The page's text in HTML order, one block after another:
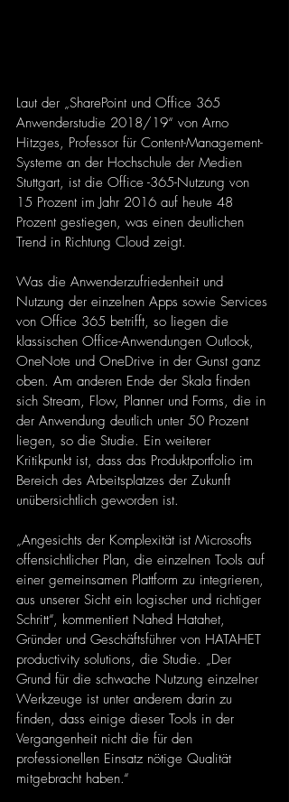
Laut der „SharePoint und Office 365
Anwenderstudie 2018/19“ von Arno
Hitzges, Professor für Content-Management-
Systeme an der Hochschule der Medien
Stuttgart, ist die Office -365-Nutzung von
15 Prozent im Jahr 2016 auf heute 48
Prozent gestiegen, was einen deutlichen
Trend in Richtung Cloud zeigt.
Was die Anwenderzufriedenheit und
Nutzung der einzelnen Apps sowie Services
von Office 365 betrifft, so liegen die
klassischen Office-Anwendungen Outlook,
OneNote und OneDrive in der Gunst ganz
oben. Am anderen Ende der Skala finden
sich Stream, Flow, Planner und Forms, die in
der Anwendung deutlich unter 50 Prozent
liegen, so die Studie. Ein weiterer
Kritikpunkt ist, dass das Produktportfolio im
Bereich des Arbeitsplatzes der Zukunft
unübersichtlich geworden ist.
„Angesichts der Komplexität ist Microsofts
offensichtlicher Plan, die einzelnen Tools auf
einer gemeinsamen Plattform zu integrieren,
aus unserer Sicht ein logischer und richtiger
Schritt“, kommentiert Nahed Hatahet,
Gründer und Geschäftsführer von HATAHET
productivity solutions, die Studie. „Der
Grund für die schwache Nutzung einzelner
Werkzeuge ist unter anderem darin zu
finden, dass einige dieser Tools in der
Vergangenheit nicht die für den
professionellen Einsatz nötige Qualität
mitgebracht haben.“